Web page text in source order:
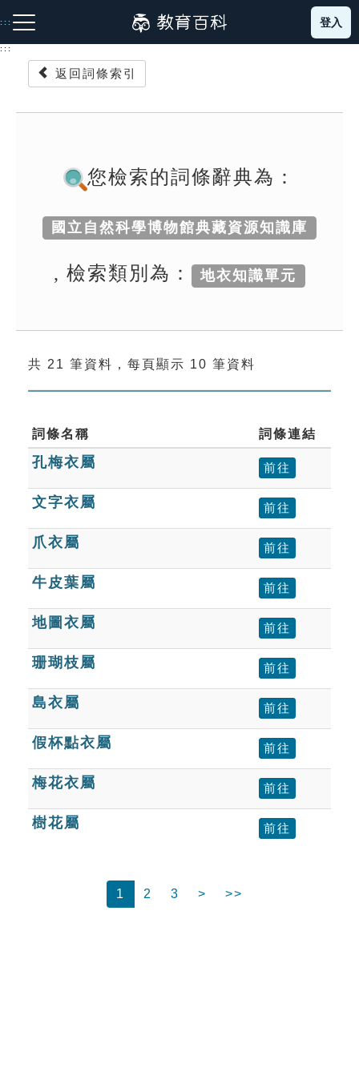
到
主
:::
生字詞彙表
成語故事
索引選單
單字索引
生命大百科索引
遊戲專區
教學應用
貓頭鷹博士
登入
:::
返回詞條索引
您檢索的詞條辭典為：
國立自然科學博物館典藏資源知識庫
, 檢索類別為： 地衣知識單元
共 21 筆資料，每頁顯示 10 筆資料
詞條名稱 詞條連結
孔梅衣屬 前往
文字衣屬 前往
爪衣屬 前往
牛皮葉屬 前往
地圖衣屬 前往
珊瑚枝屬 前往
島衣屬 前往
假杯點衣屬 前往
梅花衣屬 前往
樹花屬 前往
1 2 3 > >>